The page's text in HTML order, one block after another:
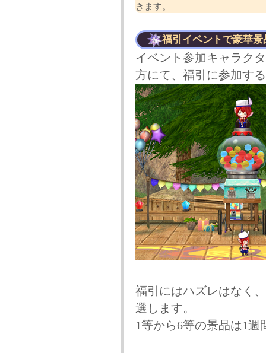
きます。
福引イベントで豪華
イベント参加キャラク
方にて、福引に参加す
福引にはハズレはなく
選します。
1等から6等の景品は1